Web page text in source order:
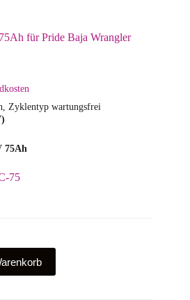
für Pride Baja Wrangler
Zyklentyp wartungsfrei
75Ah
75